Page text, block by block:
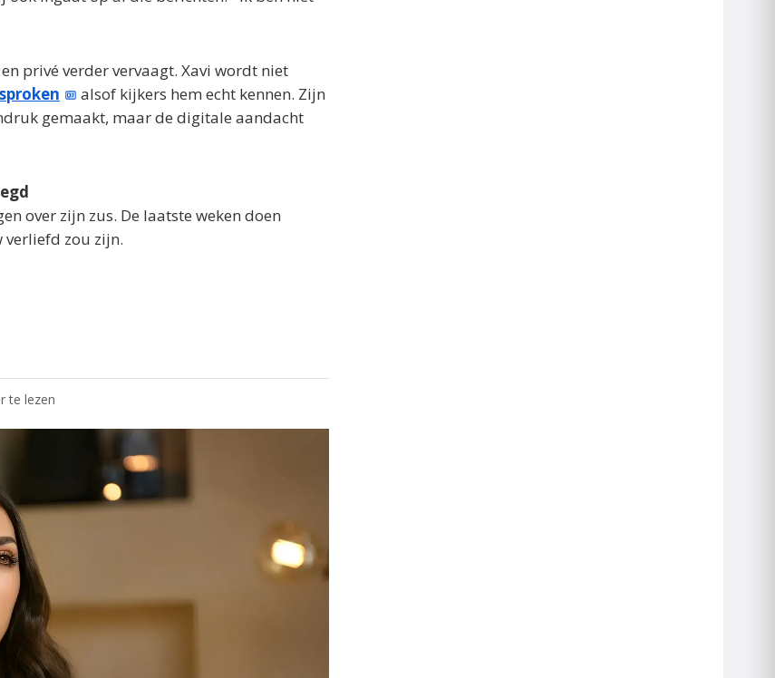
privé verder vervaagt. Xavi wordt niet
alsof kijkers hem echt kennen. Zijn
gemaakt, maar de digitale aandacht
over zijn zus. De laatste weken doen
zou zijn.
te lezen